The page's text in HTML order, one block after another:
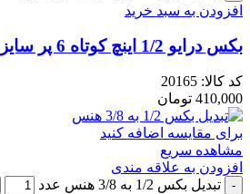
افزودن به سبد خرید
بکس درایو 1/2 اینچ کوتاه 6 پر سایز 25 توسن
کد کالا: 20165
410,000 تومان
برای مقایسه اضافه کنید
مشاهده سریع
افزودن به علاقه مندی
تبدیل بکس 1/2 به 3/8 هنس عدد